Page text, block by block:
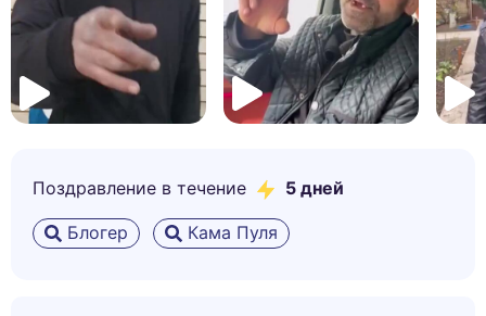
Поздравление в течение 5 дней
Блогер Кама Пуля